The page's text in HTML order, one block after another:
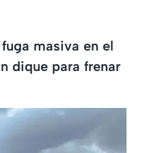
masiva en el
dique para frenar